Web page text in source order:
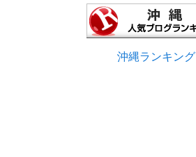
沖縄ランキング